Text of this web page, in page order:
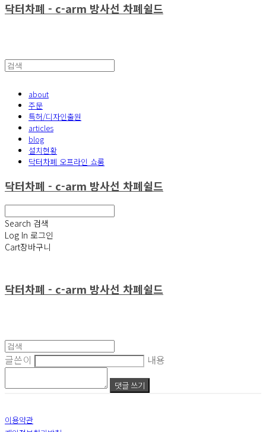
닥터차폐 - c-arm 방사선 차폐쉴드
about
주문
특허/디자인출원
articles
blog
설치현황
닥터차폐 오프라인 쇼룸
닥터차폐 - c-arm 방사선 차폐쉴드
Search 검색
Log In 로그인
Cart장바구니
닥터차폐 - c-arm 방사선 차폐쉴드
글쓴이 내용
댓글 쓰기
이용약관